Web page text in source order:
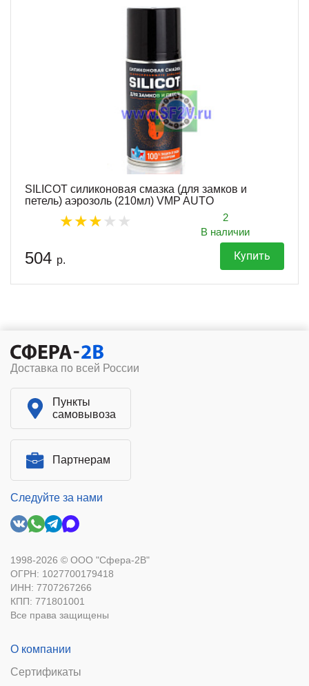
SILICOT силиконовая смазка (для замков и
петель) аэрозоль (210мл) VMP AUTO
2
В наличии
504 р. Купить
Доставка по всей России
Пункты
самовывоза
Партнерам
Следуйте за нами
1998-2026 © ООО "Сфера-2В"
ОГРН: 1027700179418
ИНН: 7707267266
КПП: 771801001
Все права защищены
О компании
Сертификаты